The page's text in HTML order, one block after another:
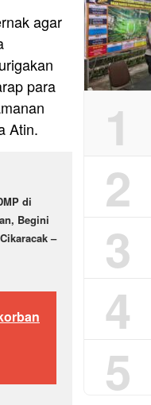
agar
para
Atin.
di
Begini
–
1
2
3
4
5